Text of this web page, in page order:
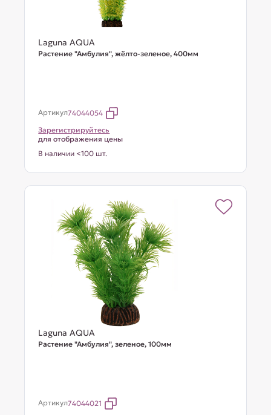
Laguna AQUA
Растение "Амбулия", жёлто-зеленое, 400мм
Артикул74044054
Зарегистрируйтесь
для отображения цены
В наличии <100 шт.
Laguna AQUA
Растение "Амбулия", зеленое, 100мм
Артикул74044021